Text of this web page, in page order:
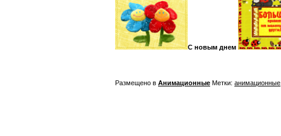
С новым днем
Размещено в Анимационные Метки: анимационные